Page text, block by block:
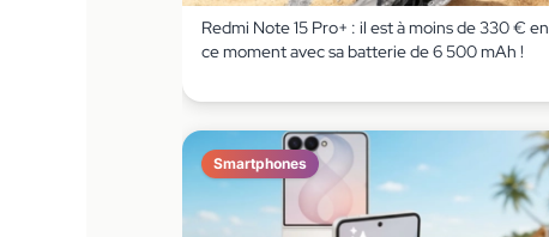
Redmi Note 15 Pro+ : il est à moins de 330 € en
ce moment avec sa batterie de 6 500 mAh !
Smartphones